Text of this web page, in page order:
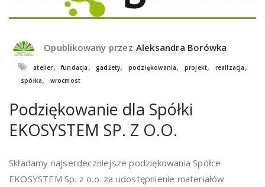
Opublikowany przez Aleksandra Borówka
atelier, fundacja , gadźety, podziękowania, projekt, realizacja ,
spółka, wrocmost
Podziękowanie dla Spółki
EKOSYSTEM SP. Z O.O.
Składamy najserdeczniejsze podziękowania Spółce
EKOSYSTEM Sp. z o.o. za udostępnienie materiałów